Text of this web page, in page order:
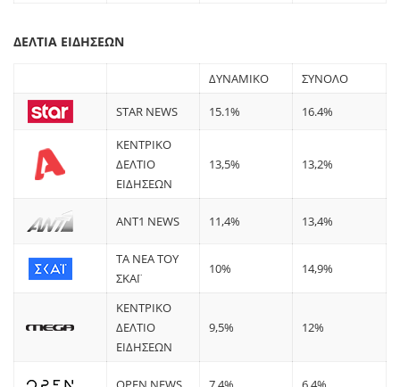
ΔΕΛΤΙΑ ΕΙΔΗΣΕΩΝ
ΔΥΝΑΜΙΚΟ ΣΥΝΟΛΟ
STAR NEWS 15.1% 16.4%
ΚΕΝΤΡΙΚΟ
ΔΕΛΤΙΟ
ΕΙΔΗΣΕΩΝ
13,5% 13,2%
ANT1 NEWS 11,4% 13,4%
ΤΑ ΝΕΑ ΤΟΥ
ΣΚΑΪ
10% 14,9%
ΚΕΝΤΡΙΚΟ
ΔΕΛΤΙΟ
ΕΙΔΗΣΕΩΝ
9,5% 12%